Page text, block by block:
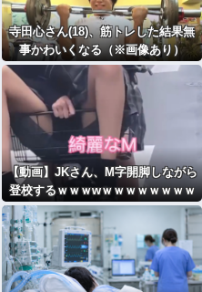
寺田心さん(18)、筋トレした結果無
事かわいくなる（※画像あり）
【動画】JKさん、M字開脚しながら
登校するｗｗｗwｗｗｗｗｗｗｗｗ